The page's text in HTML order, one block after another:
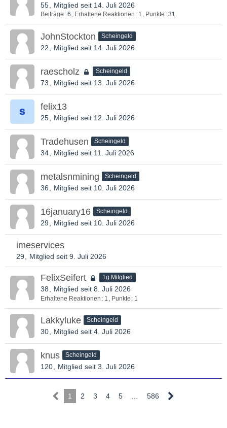
55 Mitglied seit 14. Juli 2026
Beiträge 6 Erhaltene Reaktionen 1 Punkte 31
JohnStockton Scheingeld
22 Mitglied seit 14. Juli 2026
raescholz Scheingeld
73 Mitglied seit 13. Juli 2026
felix13
25 Mitglied seit 12. Juli 2026
Tradehusen Scheingeld
34 Mitglied seit 11. Juli 2026
metalsnmining Scheingeld
36 Mitglied seit 10. Juli 2026
16january16 Scheingeld
29 Mitglied seit 10. Juli 2026
imeservices
29 Mitglied seit 9. Juli 2026
FelixSeifert 1g Mitglied
38 Mitglied seit 8. Juli 2026
Erhaltene Reaktionen 1 Punkte 1
Lakkyluke Scheingeld
30 Mitglied seit 4. Juli 2026
knus Scheingeld
120 Mitglied seit 3. Juli 2026
1 2 3 4 5 586